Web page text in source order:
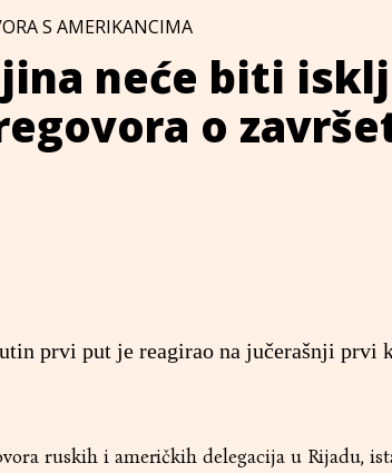
S AMERIKANCIMA
neće biti
o
prvi put je reagirao na jučerašnji prvi
ruskih i američkih delegacija u Rijadu,